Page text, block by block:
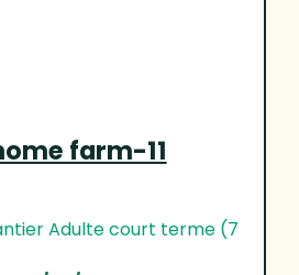
farm-11
Adulte court terme (7